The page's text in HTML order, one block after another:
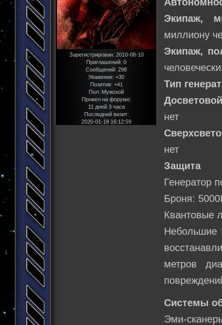
Зарегистрирован: 2010-08-10
Приглашений: 0
Сообщений: 298
Уважение: +30
Позитив: +41
Пол: Мужской
Провел на форуме:
11 дней 3 часа
Последний визит:
2020-01-18 16:12:59
Экипаж,
миллиону
Экипаж,
Тип
нет
нет
Защита
Генератор
Броня:
Квантовые
метров
Системы
Эми-